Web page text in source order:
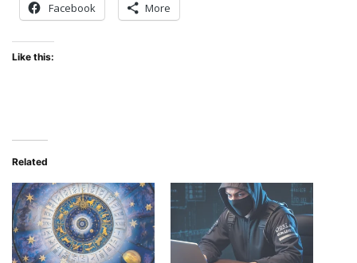
Facebook More
Like this:
Related